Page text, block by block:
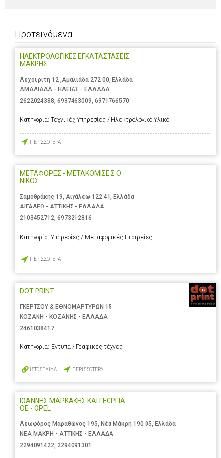
Προτεινόμενα
ΗΛΕΚΤΡΟΛΟΓΙΚΕΣ ΕΓΚΑΤΑΣΤΑΣΕΙΣ
ΜΑΚΡΗΣ
Λεχουριτη 12 ,Αμαλιάδα 272 00, Ελλάδα
ΑΜΑΛΙΑΔΑ - ΗΛΕΙΑΣ - ΕΛΛΑΔΑ
2622024388, 6937463009, 6971766570
Κατηγορία: Τεχνικές Υπηρεσίες / Ηλεκτρολογικό Υλικό
ΠΕΡΙΣΣΟΤΕΡΑ
ΜΕΤΑΦΟΡΕΣ - ΜΕΤΑΚΟΜΙΣΕΙΣ Ο
ΝΙΚΟΣ
Σαμοθράκης 19, Αιγάλεω 122 41, Ελλάδα
ΑΙΓΑΛΕΩ - ΑΤΤΙΚΗΣ - ΕΛΛΑΔΑ
2103452712, 6973212816
Κατηγορία: Υπηρεσίες / Μεταφορικές Εταιρείες
ΠΕΡΙΣΣΟΤΕΡΑ
DOT PRINT
ΓΚΕΡΤΣΟΥ & ΕΘΝΟΜΑΡΤΥΡΩΝ 15
ΚΟΖΑΝΗ - ΚΟΖΑΝΗΣ - ΕΛΛΑΔΑ
2461038417
Κατηγορία: Έντυπα / Γραφικές τέχνες
ΙΣΤΟΣΕΛΙΔΑ ΠΕΡΙΣΣΟΤΕΡΑ
ΙΩΑΝΝΗΣ ΜΑΡΚΑΚΗΣ ΚΑΙ ΓΕΩΡΓΙΑ
ΟΕ - OPEL
Λεωφόρος Μαραθώνος 195, Νέα Μάκρη 190 05, Ελλάδα
ΝΕΑ ΜΑΚΡΗ - ΑΤΤΙΚΗΣ - ΕΛΛΑΔΑ
2294091422, 2294091301